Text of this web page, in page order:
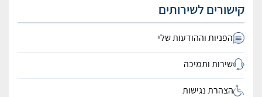
קישורים לשירותים
הפניות וההודעות שלי
שירות ותמיכה
הצהרת נגישות